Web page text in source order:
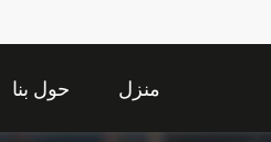
منزل حول بنا